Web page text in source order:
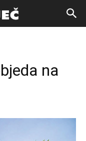
na